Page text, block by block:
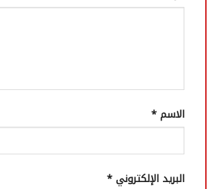
الاسم*
البريد الإلكتروني*